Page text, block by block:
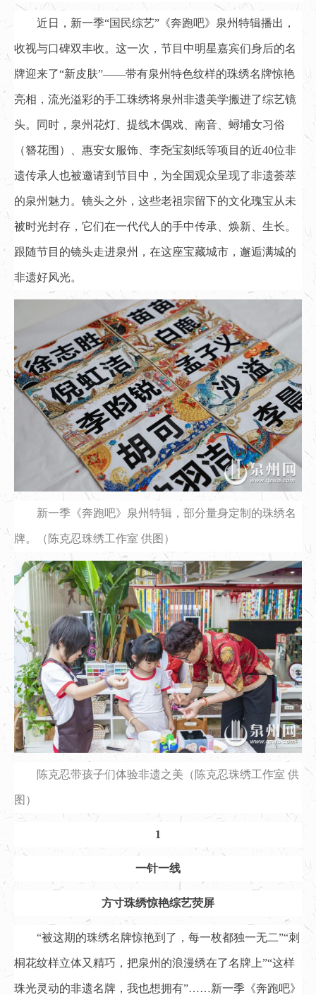
近日，新一季“国民综艺”《奔跑吧》泉州特辑播出，
收视与口碑双丰收。这一次，节目中明星嘉宾们身后的名
牌迎来了“新皮肤”——带有泉州特色纹样的珠绣名牌惊艳
亮相，流光溢彩的手工珠绣将泉州非遗美学搬进了综艺镜
头。同时，泉州花灯、提线木偶戏、南音、蟳埔女习俗
（簪花围）、惠安女服饰、李尧宝刻纸等项目的近40位非
遗传承人也被邀请到节目中，为全国观众呈现了非遗荟萃
的泉州魅力。镜头之外，这些老祖宗留下的文化瑰宝从未
被时光封存，它们在一代代人的手中传承、焕新、生长。
跟随节目的镜头走进泉州，在这座宝藏城市，邂逅满城的
非遗好风光。
新一季《奔跑吧》泉州特辑，部分量身定制的珠绣名
牌。（陈克忍珠绣工作室 供图）
陈克忍带孩子们体验非遗之美（陈克忍珠绣工作室 供
图）
1
一针一线
方寸珠绣惊艳综艺荧屏
“被这期的珠绣名牌惊艳到了，每一枚都独一无二”“刺
桐花纹样立体又精巧，把泉州的浪漫绣在了名牌上”“这样
珠光灵动的非遗名牌，我也想拥有”……新一季《奔跑吧》